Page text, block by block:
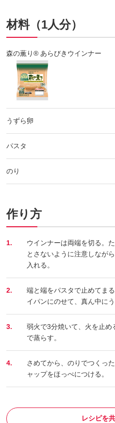
材料（1人分）
森の薫り® あらびきウインナー
うずら卵
パスタ
のり
作り方
1.
ウインナーは両端を切る。
とさないように注意しなが
入れる。
2.
端と端をパスタで止めてま
イパンにのせて、真ん中に
3.
弱火で3分焼いて、火を止
で蒸らす。
4.
さめてから、のりでつくっ
ャップをほっぺにつける。
レシピを